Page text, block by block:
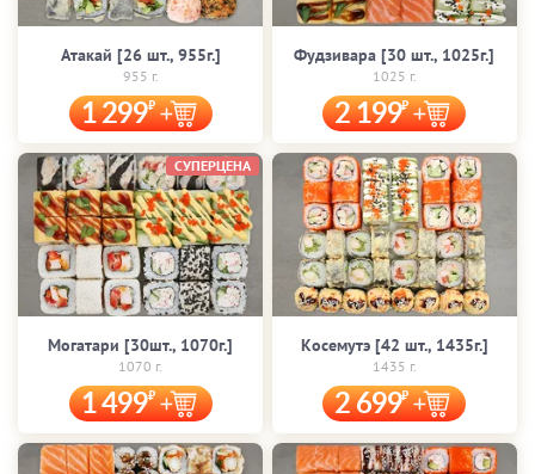
Атакай [26 шт., 955г.]
955 г.
1 299
Фудзивара [30 шт., 1025г.]
1025 г.
2 199
Могатари [30шт., 1070г.]
1070 г.
1 499
СУПЕРЦЕНА
Косемутэ [42 шт., 1435г.]
1435 г.
2 699